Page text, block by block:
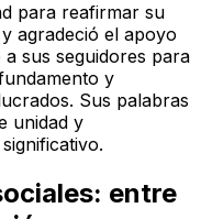
para reafirmar su
agradeció el apoyo
sus seguidores para
y
Sus palabras
unidad y
entre